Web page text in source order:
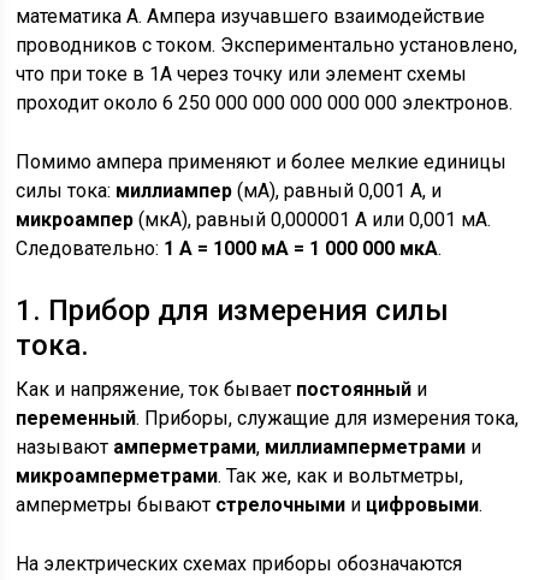
математика А. Ампера изучавшего взаимодействие
проводников с током. Экспериментально установлено,
что при токе в 1А через точку или элемент схемы
проходит около 6 250 000 000 000 000 000 электронов.
Помимо ампера применяют и более мелкие единицы
силы тока: миллиампер (мA), равный 0,001 А, и
микроампер (мкA), равный 0,000001 А или 0,001 мА.
Следовательно: 1 А = 1000 мА = 1 000 000 мкА.
1. Прибор для измерения силы
тока.
Как и напряжение, ток бывает постоянный и
переменный. Приборы, служащие для измерения тока,
называют амперметрами, миллиамперметрами и
микроамперметрами. Так же, как и вольтметры,
амперметры бывают стрелочными и цифровыми.
На электрических схемах приборы обозначаются